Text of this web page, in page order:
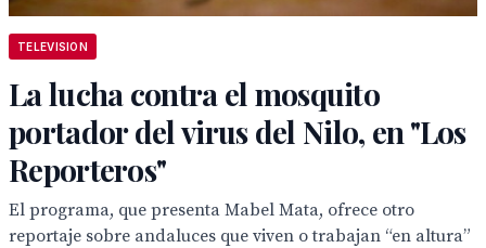
TELEVISION
La lucha contra el mosquito
portador del virus del Nilo, en "Los
Reporteros"
El programa, que presenta Mabel Mata, ofrece otro
reportaje sobre andaluces que viven o trabajan “en altura”